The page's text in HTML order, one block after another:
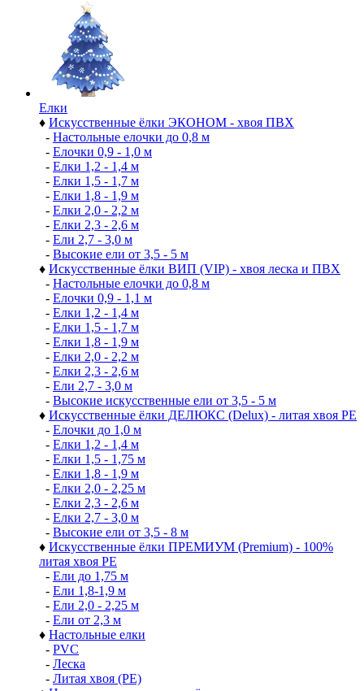
Елки
♦ Искусственные ёлки ЭКОНОМ - хвоя ПВХ
- Настольные елочки до 0,8 м
- Елочки 0,9 - 1,0 м
- Елки 1,2 - 1,4 м
- Елки 1,5 - 1,7 м
- Елки 1,8 - 1,9 м
- Елки 2,0 - 2,2 м
- Елки 2,3 - 2,6 м
- Ели 2,7 - 3,0 м
- Высокие ели от 3,5 - 5 м
♦ Искусственные ёлки ВИП (VIP) - хвоя леска и ПВХ
- Настольные елочки до 0,8 м
- Елочки 0,9 - 1,1 м
- Елки 1,2 - 1,4 м
- Елки 1,5 - 1,7 м
- Елки 1,8 - 1,9 м
- Елки 2,0 - 2,2 м
- Елки 2,3 - 2,6 м
- Ели 2,7 - 3,0 м
- Высокие искусственные ели от 3,5 - 5 м
♦ Искусственные ёлки ДЕЛЮКС (Delux) - литая хвоя РЕ
- Елочки до 1,0 м
- Елки 1,2 - 1,4 м
- Елки 1,5 - 1,75 м
- Елки 1,8 - 1,9 м
- Елки 2,0 - 2,25 м
- Елки 2,3 - 2,6 м
- Елки 2,7 - 3,0 м
- Высокие ели от 3,5 - 8 м
♦ Искусственные ёлки ПРЕМИУМ (Premium) - 100%
литая хвоя РЕ
- Ели до 1,75 м
- Ели 1,8-1,9 м
- Ели 2,0 - 2,25 м
- Ели от 2,3 м
♦ Настольные елки
- PVC
- Леска
- Литая хвоя (РЕ)